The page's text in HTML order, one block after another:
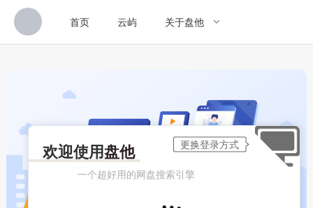
首页 云屿 关于盘他
欢迎使用盘他
一个超好用的网盘搜索引擎